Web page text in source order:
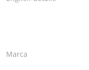
Marca